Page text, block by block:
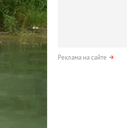
Реклама на сайте